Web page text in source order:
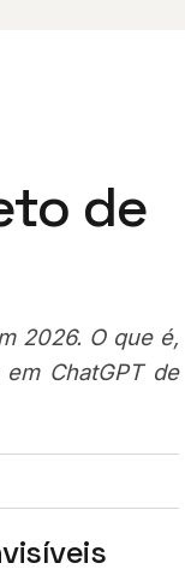
de
2026. O que é,
ChatGPT de